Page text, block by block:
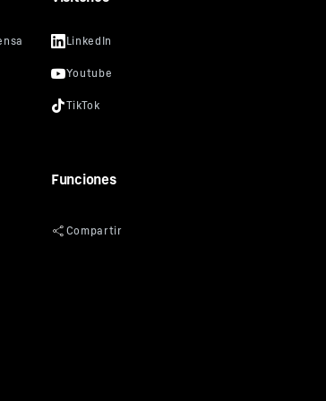
9.600 kg
Funciones